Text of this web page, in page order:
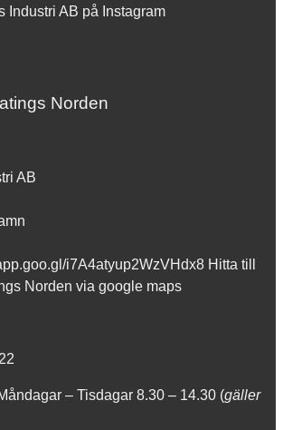
Norden
AB
– Tisdagar 8.30 – 14.30 (gäller